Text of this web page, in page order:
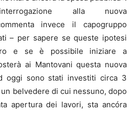
alla nuova
invece il capogruppo
– per sapere se queste ipotesi
e se è possibile iniziare a
ai Mantovani questa nuova
oggi sono stati investiti circa 3
belvedere di cui nessuno, dopo
apertura dei lavori, sta ancóra